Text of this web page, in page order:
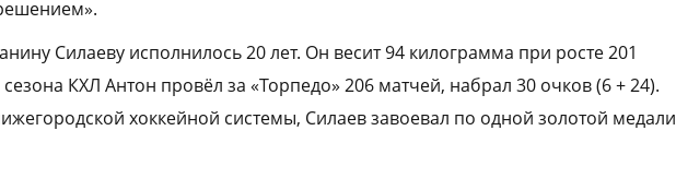
Силаеву исполнилось 20 лет. Он весит 94 килограмма при росте 201
КХЛ Антон провёл за «Торпедо» 206 матчей, набрал 30 очков (6 + 24).
хоккейной системы, Силаев завоевал по одной золотой медали